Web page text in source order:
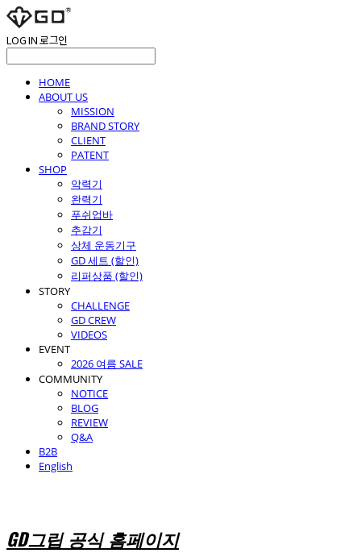
LOG IN로그인
HOME
ABOUT US
MISSION
BRAND STORY
CLIENT
PATENT
SHOP
악력기
완력기
푸쉬업바
추감기
상체 운동기구
GD 세트 (할인)
리퍼상품 (할인)
STORY
CHALLENGE
GD CREW
VIDEOS
EVENT
2026 여름 SALE
COMMUNITY
NOTICE
BLOG
REVIEW
Q&A
B2B
English
GD그립 공식 홈페이지